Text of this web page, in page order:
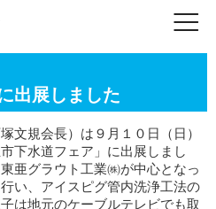
出展しました
文規会長）は９月１０日（日）
下水道フェア」に出展しまし
亜グラウト工業㈱が中心となっ
い、アイスピグ管内洗浄工法の
は地元のケーブルテレビでも取